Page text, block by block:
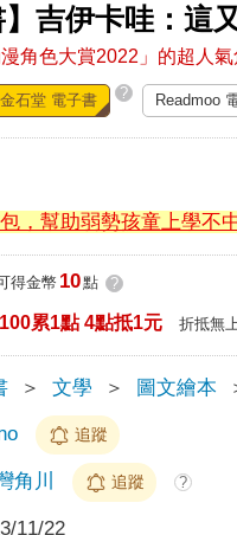
】吉伊卡哇：這
角色大賞2022」的超人氣
金石堂 電子書 ? Readmoo
，幫助弱勢孩童上學不
得金幣 10點 ?
100累1點 4點抵1元 折抵無
＞ 文學 ＞ 圖文繪本
追蹤
角川 追蹤 ?
11/22